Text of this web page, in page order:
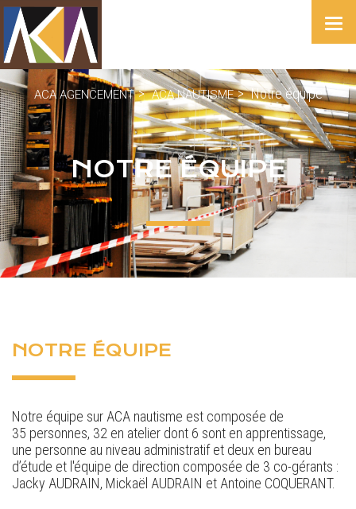
ACA AGENCEMENT > ACA NAUTISME > Notre équipe
NOTRE ÉQUIPE
NOTRE ÉQUIPE
Notre équipe sur ACA nautisme est composée de
35 personnes, 32 en atelier dont 6 sont en apprentissage,
une personne au niveau administratif et deux en bureau
d’étude et l'équipe de direction composée de 3 co-gérants :
Jacky AUDRAIN, Mickaël AUDRAIN et Antoine COQUERANT.